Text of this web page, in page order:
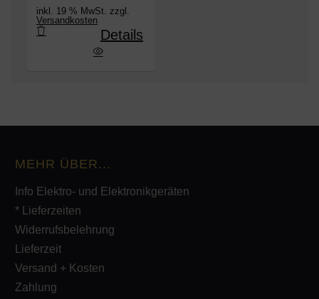
inkl. 19 % MwSt. zzgl.
Versandkosten
320 WLAN multiroom Einbaulautsprecher
Details
MEHR ÜBER...
Info Elektro- und Elektronikgeräten
* Lieferzeiten
Widerrufsbelehrung
Lieferzeit
Versand + Kosten
Zahlung